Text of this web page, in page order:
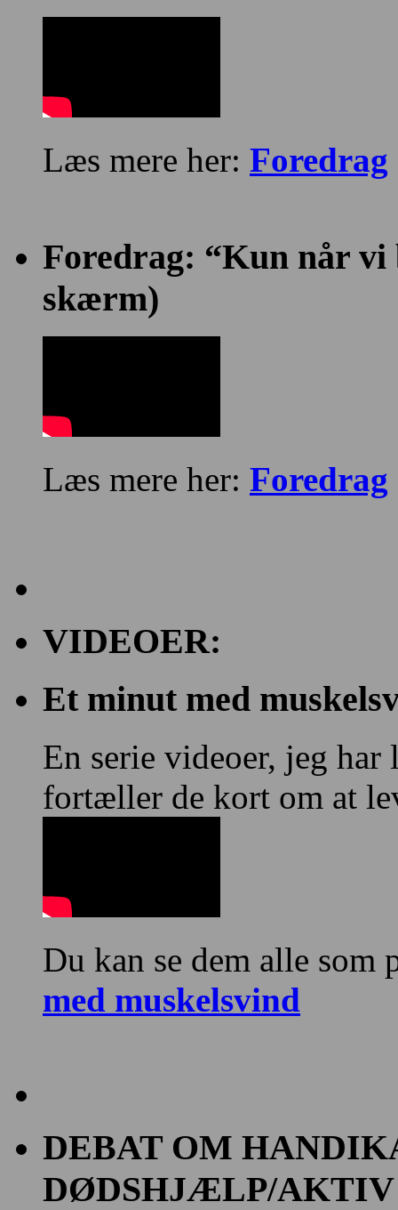
Læs mere her: Foredrag
Foredrag: “Kun når
skærm)
Læs mere her: Foredrag
VIDEOER:
Et minut med
En serie videoer, jeg har
fortæller de kort om at
Du kan se dem alle som
med muskelsvind
DEBAT OM
DØDSHJÆLP/